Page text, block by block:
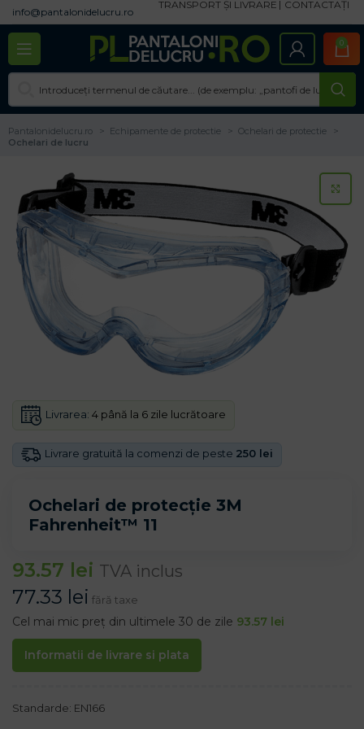
info@pantalonidelucru.ro
TRANSPORT ȘI LIVRARE CONTACTAȚI
0
Pantalonidelucru.ro Echipamente de protectie
Ochelari de protectie
Ochelari de lucru
Ochelari de protecție 3M
Fahrenheit™ 11
Livrare gratuită la comenzi de peste 250 lei
Livrarea: 4 până la 6 zile lucrătoare
93.57 lei TVA inclus
77.33 lei fără taxe
Cel mai mic preț din ultimele 30 de zile 93.57 lei
Informatii de livrare si plata
Standarde: EN166